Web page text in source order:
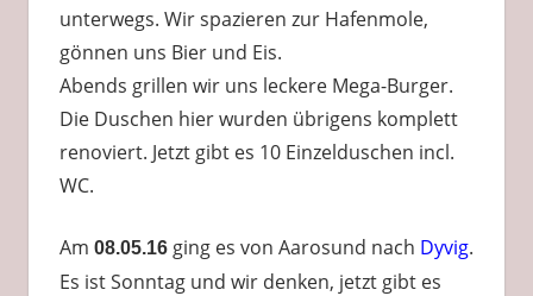
unterwegs. Wir spazieren zur Hafenmole,
gönnen uns Bier und Eis.
Abends grillen wir uns leckere Mega-Burger.
Die Duschen hier wurden übrigens komplett
renoviert. Jetzt gibt es 10 Einzelduschen incl.
WC.
Am 08.05.16ging es von Aarosund nach Dyvig.
Es ist Sonntag und wir denken, jetzt gibt es